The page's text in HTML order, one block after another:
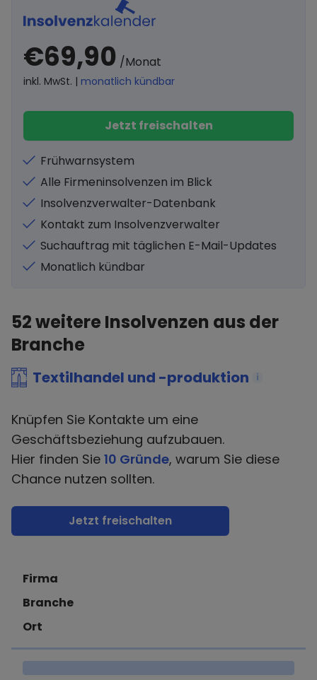
€69,90 /Monat
inkl. MwSt. | monatlich kündbar
Jetzt freischalten
Frühwarnsystem
Alle Firmeninsolvenzen im Blick
Insolvenzverwalter-Datenbank
Kontakt zum Insolvenzverwalter
Suchauftrag mit täglichen E-Mail-Updates
Monatlich kündbar
52weitere Insolvenzen aus der
Branche
Textilhandel und -produktion i
Knüpfen Sie Kontakte um eine
Geschäftsbeziehung aufzubauen.
Hier finden Sie 10 Gründe, warum Sie diese
Chance nutzen sollten.
Jetzt freischalten
Firma
Branche
Ort